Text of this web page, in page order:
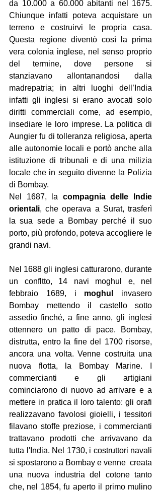
da 10.000 a 60.000 abitanti nel 1675.
Chiunque infatti poteva acquistare un
terreno e costruirvi le propria casa.
Questa regione diventò così la prima
vera colonia inglese, nel senso proprio
del termine, dove persone si
stanziavano allontanandosi dalla
madrepatria; in altri luoghi dell’India
infatti gli inglesi si erano avocati solo
diritti commerciali come, ad esempio,
insediare le loro imprese. La politica di
Aungier fu di tolleranza religiosa, aperta
alle autonomie locali e portò anche alla
istituzione di tribunali e di una milizia
locale che in seguito divenne la Polizia
di Bombay.
Nel 1687, la compagnia delle Indie
orientali, che operava a Surat, trasferì
la sua sede a Bombay perché il suo
porto, più profondo, poteva accogliere le
grandi navi.
Nel 1688 gli inglesi catturarono, durante
un confltto, 14 navi moghul e, nel
febbraio 1689, i moghul
invasero
Bombay mettendo il castello sotto
assedio finché, a fine anno, gli inglesi
ottennero un patto di pace. Bombay,
distrutta, entro la fine del 1700 risorse,
ancora una volta. Venne costruita una
nuova flotta, la Bombay Marine. I
commercianti e gli artigiani
cominciarono di nuovo ad arrivare e a
mettere in pratica il loro talento: gli orafi
realizzavano favolosi gioielli, i tessitori
filavano stoffe preziose, i commercianti
trattavano prodotti che arrivavano da
tutta l'India. Nel 1730, i costruttori navali
si spostarono a Bombay e venne  creata
una nuova industria del cotone tanto
che, nel 1854, fu aperto il primo mulino